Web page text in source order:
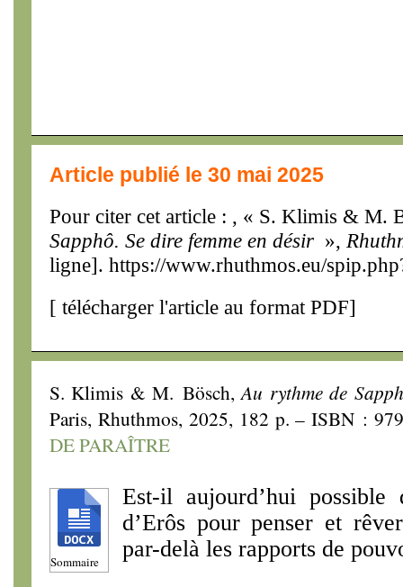
Article publié le 30 mai 2025
Pour citer cet article : , « S. Klimis & M.
Sapphô. Se dire femme en désir »,
ligne]. https://www.rhuthmos.eu/
[ télécharger l'article au format PDF]
S. Klimis & M. Bösch,Au rythme de
Paris, Rhuthmos, 2025, 182 p. – ISBN :
DE PARAÎTRE
Sommaire
Est-il aujourd’hui
d’Erôs pour penser et
par-delà les rapports de